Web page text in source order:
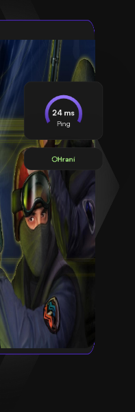
24 ms
Ping
Hraní